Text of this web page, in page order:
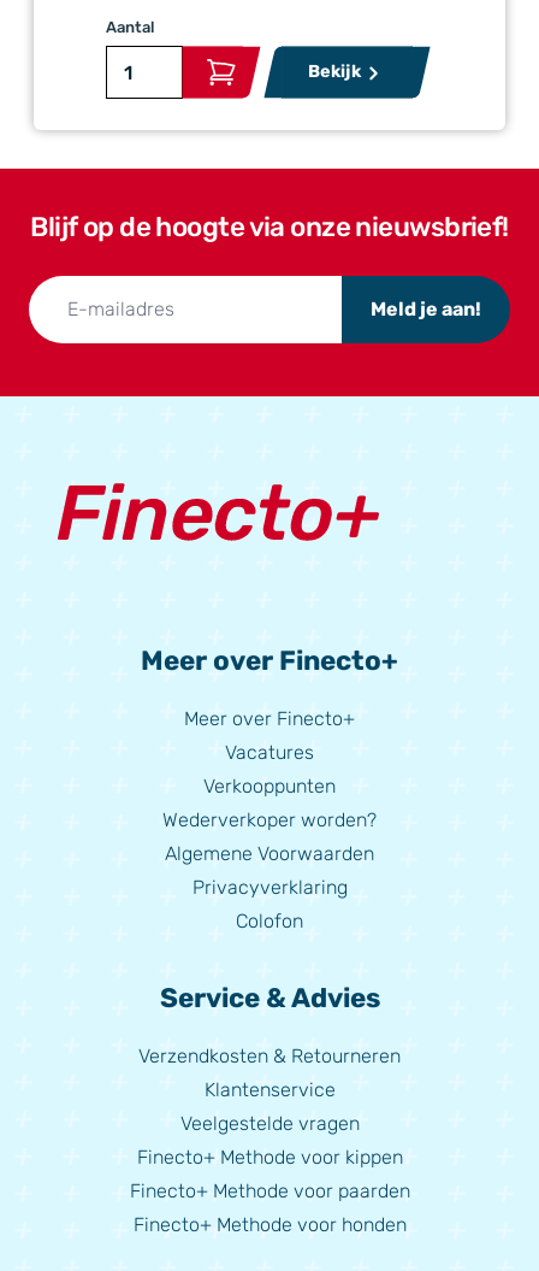
Aantal
Bekijk
Blijf op de hoogte via onze nieuwsbrief!
Meld je aan!
Meer over Finecto+
Meer over Finecto+
Vacatures
Verkooppunten
Wederverkoper worden?
Algemene Voorwaarden
Privacyverklaring
Colofon
Service & Advies
Verzendkosten & Retourneren
Klantenservice
Veelgestelde vragen
Finecto+ Methode voor kippen
Finecto+ Methode voor paarden
Finecto+ Methode voor honden